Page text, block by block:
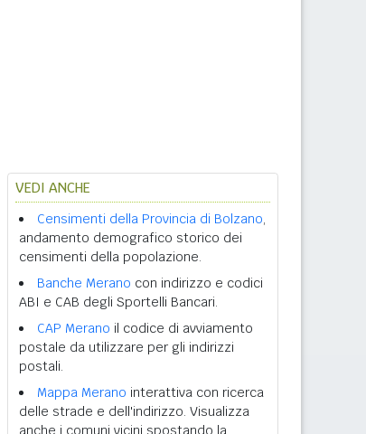
VEDI ANCHE
Censimenti della Provincia di Bolzano,
andamento demografico storico dei
censimenti della popolazione.
Banche Merano con indirizzo e codici
ABI e CAB degli Sportelli Bancari.
CAP Merano il codice di avviamento
postale da utilizzare per gli indirizzi
postali.
Mappa Merano interattiva con ricerca
delle strade e dell'indirizzo. Visualizza
anche i comuni vicini spostando la